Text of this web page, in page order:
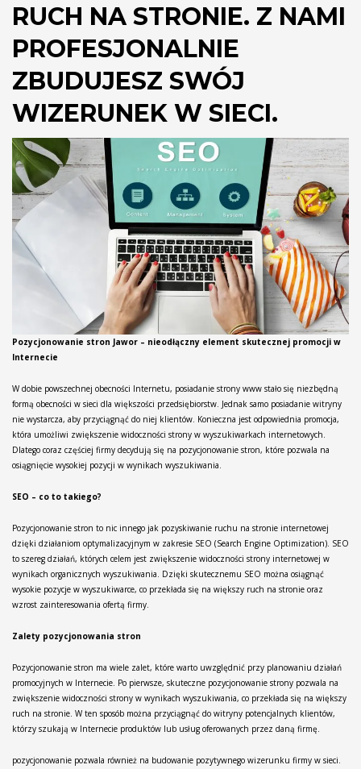
RUCH NA STRONIE. Z NAMI
PROFESJONALNIE
ZBUDUJESZ SWÓJ
WIZERUNEK W SIECI.
Pozycjonowanie stron Jawor – nieodłączny element skutecznej promocji w
Internecie
W dobie powszechnej obecności Internetu, posiadanie strony www stało się niezbędną
formą obecności w sieci dla większości przedsiębiorstw. Jednak samo posiadanie witryny
nie wystarcza, aby przyciągnąć do niej klientów. Konieczna jest odpowiednia promocja,
która umożliwi zwiększenie widoczności strony w wyszukiwarkach internetowych.
Dlatego coraz częściej firmy decydują się na pozycjonowanie stron, które pozwala na
osiągnięcie wysokiej pozycji w wynikach wyszukiwania.
SEO – co to takiego?
Pozycjonowanie stron to nic innego jak pozyskiwanie ruchu na stronie internetowej
dzięki działaniom optymalizacyjnym w zakresie SEO (Search Engine Optimization). SEO
to szereg działań, których celem jest zwiększenie widoczności strony internetowej w
wynikach organicznych wyszukiwania. Dzięki skutecznemu SEO można osiągnąć
wysokie pozycje w wyszukiwarce, co przekłada się na większy ruch na stronie oraz
wzrost zainteresowania ofertą firmy.
Zalety pozycjonowania stron
Pozycjonowanie stron ma wiele zalet, które warto uwzględnić przy planowaniu działań
promocyjnych w Internecie. Po pierwsze, skuteczne pozycjonowanie strony pozwala na
zwiększenie widoczności strony w wynikach wyszukiwania, co przekłada się na większy
ruch na stronie. W ten sposób można przyciągnąć do witryny potencjalnych klientów,
którzy szukają w Internecie produktów lub usług oferowanych przez daną firmę.
pozycjonowanie pozwala również na budowanie pozytywnego wizerunku firmy w sieci.